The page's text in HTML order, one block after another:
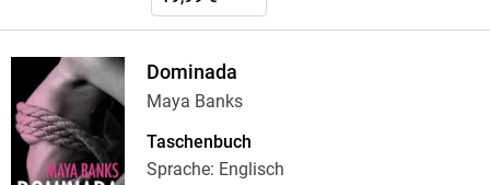
Dominada
Maya Banks
Taschenbuch
Sprache: Englisch